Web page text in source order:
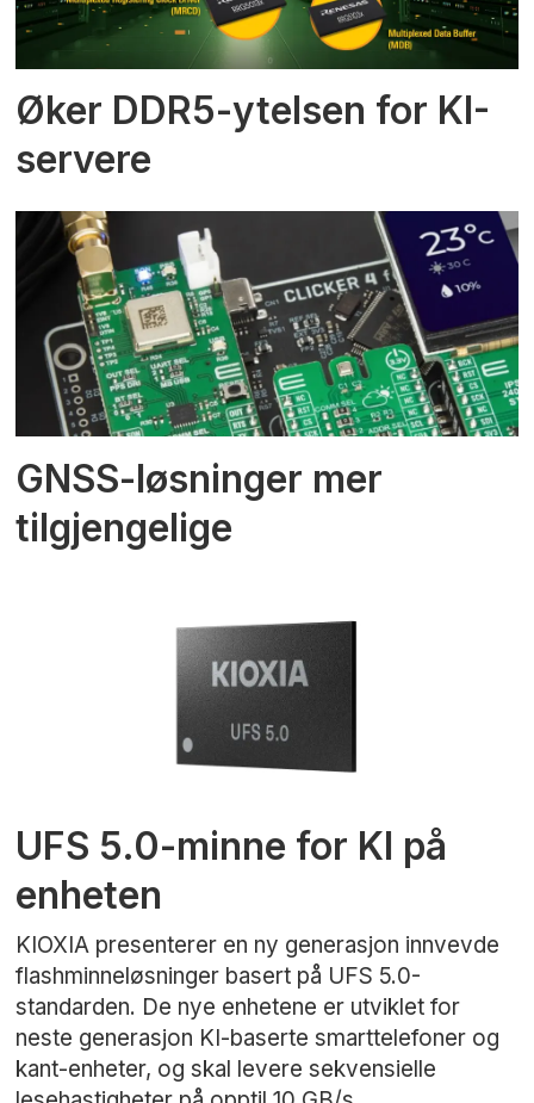
Øker DDR5-ytelsen for KI-
servere
GNSS-løsninger mer
tilgjengelige
UFS 5.0-minne for KI på
enheten
KIOXIA presenterer en ny generasjon innvevde
flashminneløsninger basert på UFS 5.0-
standarden. De nye enhetene er utviklet for
neste generasjon KI-baserte smarttelefoner og
kant-enheter, og skal levere sekvensielle